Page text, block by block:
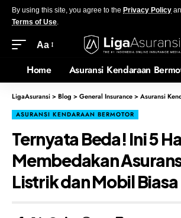
By using this site, you agree to the Privacy Policy
Terms of Use.
Aa
Home Asuransi Kendaraan
LigaAsuransi>Blog >General Insurance>Asuransi
ASURANSI KENDARAAN BERMOTOR
Ternyata Beda! Ini 5
Membedakan
Listrik dan Mobil Biasa